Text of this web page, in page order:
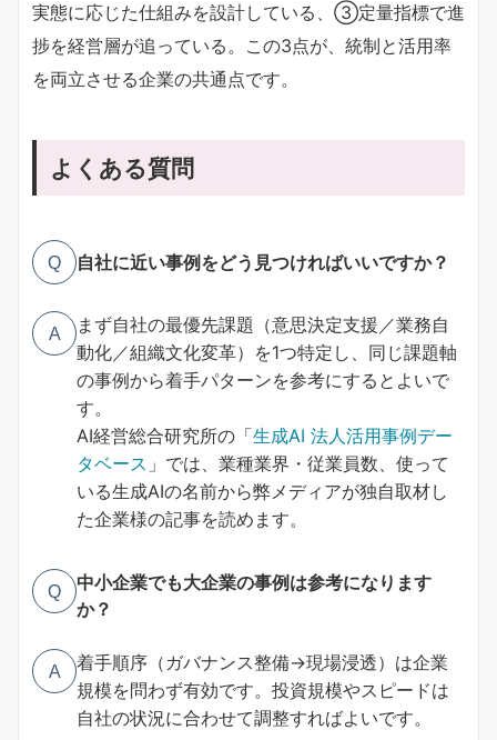
実態に応じた仕組みを設計している、③定量指標で進
捗を経営層が追っている。この3点が、統制と活用率
を両立させる企業の共通点です。
よくある質問
Q 自社に近い事例をどう見つければいいですか？
A
まず自社の最優先課題（意思決定支援／業務自
動化／組織文化変革）を1つ特定し、同じ課題軸
の事例から着手パターンを参考にするとよいで
す。
AI経営総合研究所の「生成AI 法人活用事例デー
タベース 」では、業種業界・従業員数、使って
いる生成AIの名前から弊メディアが独自取材し
た企業様の記事を読めます。
Q
中小企業でも大企業の事例は参考になります
か？
A
着手順序（ガバナンス整備→現場浸透）は企業
規模を問わず有効です。投資規模やスピードは
自社の状況に合わせて調整すればよいです。